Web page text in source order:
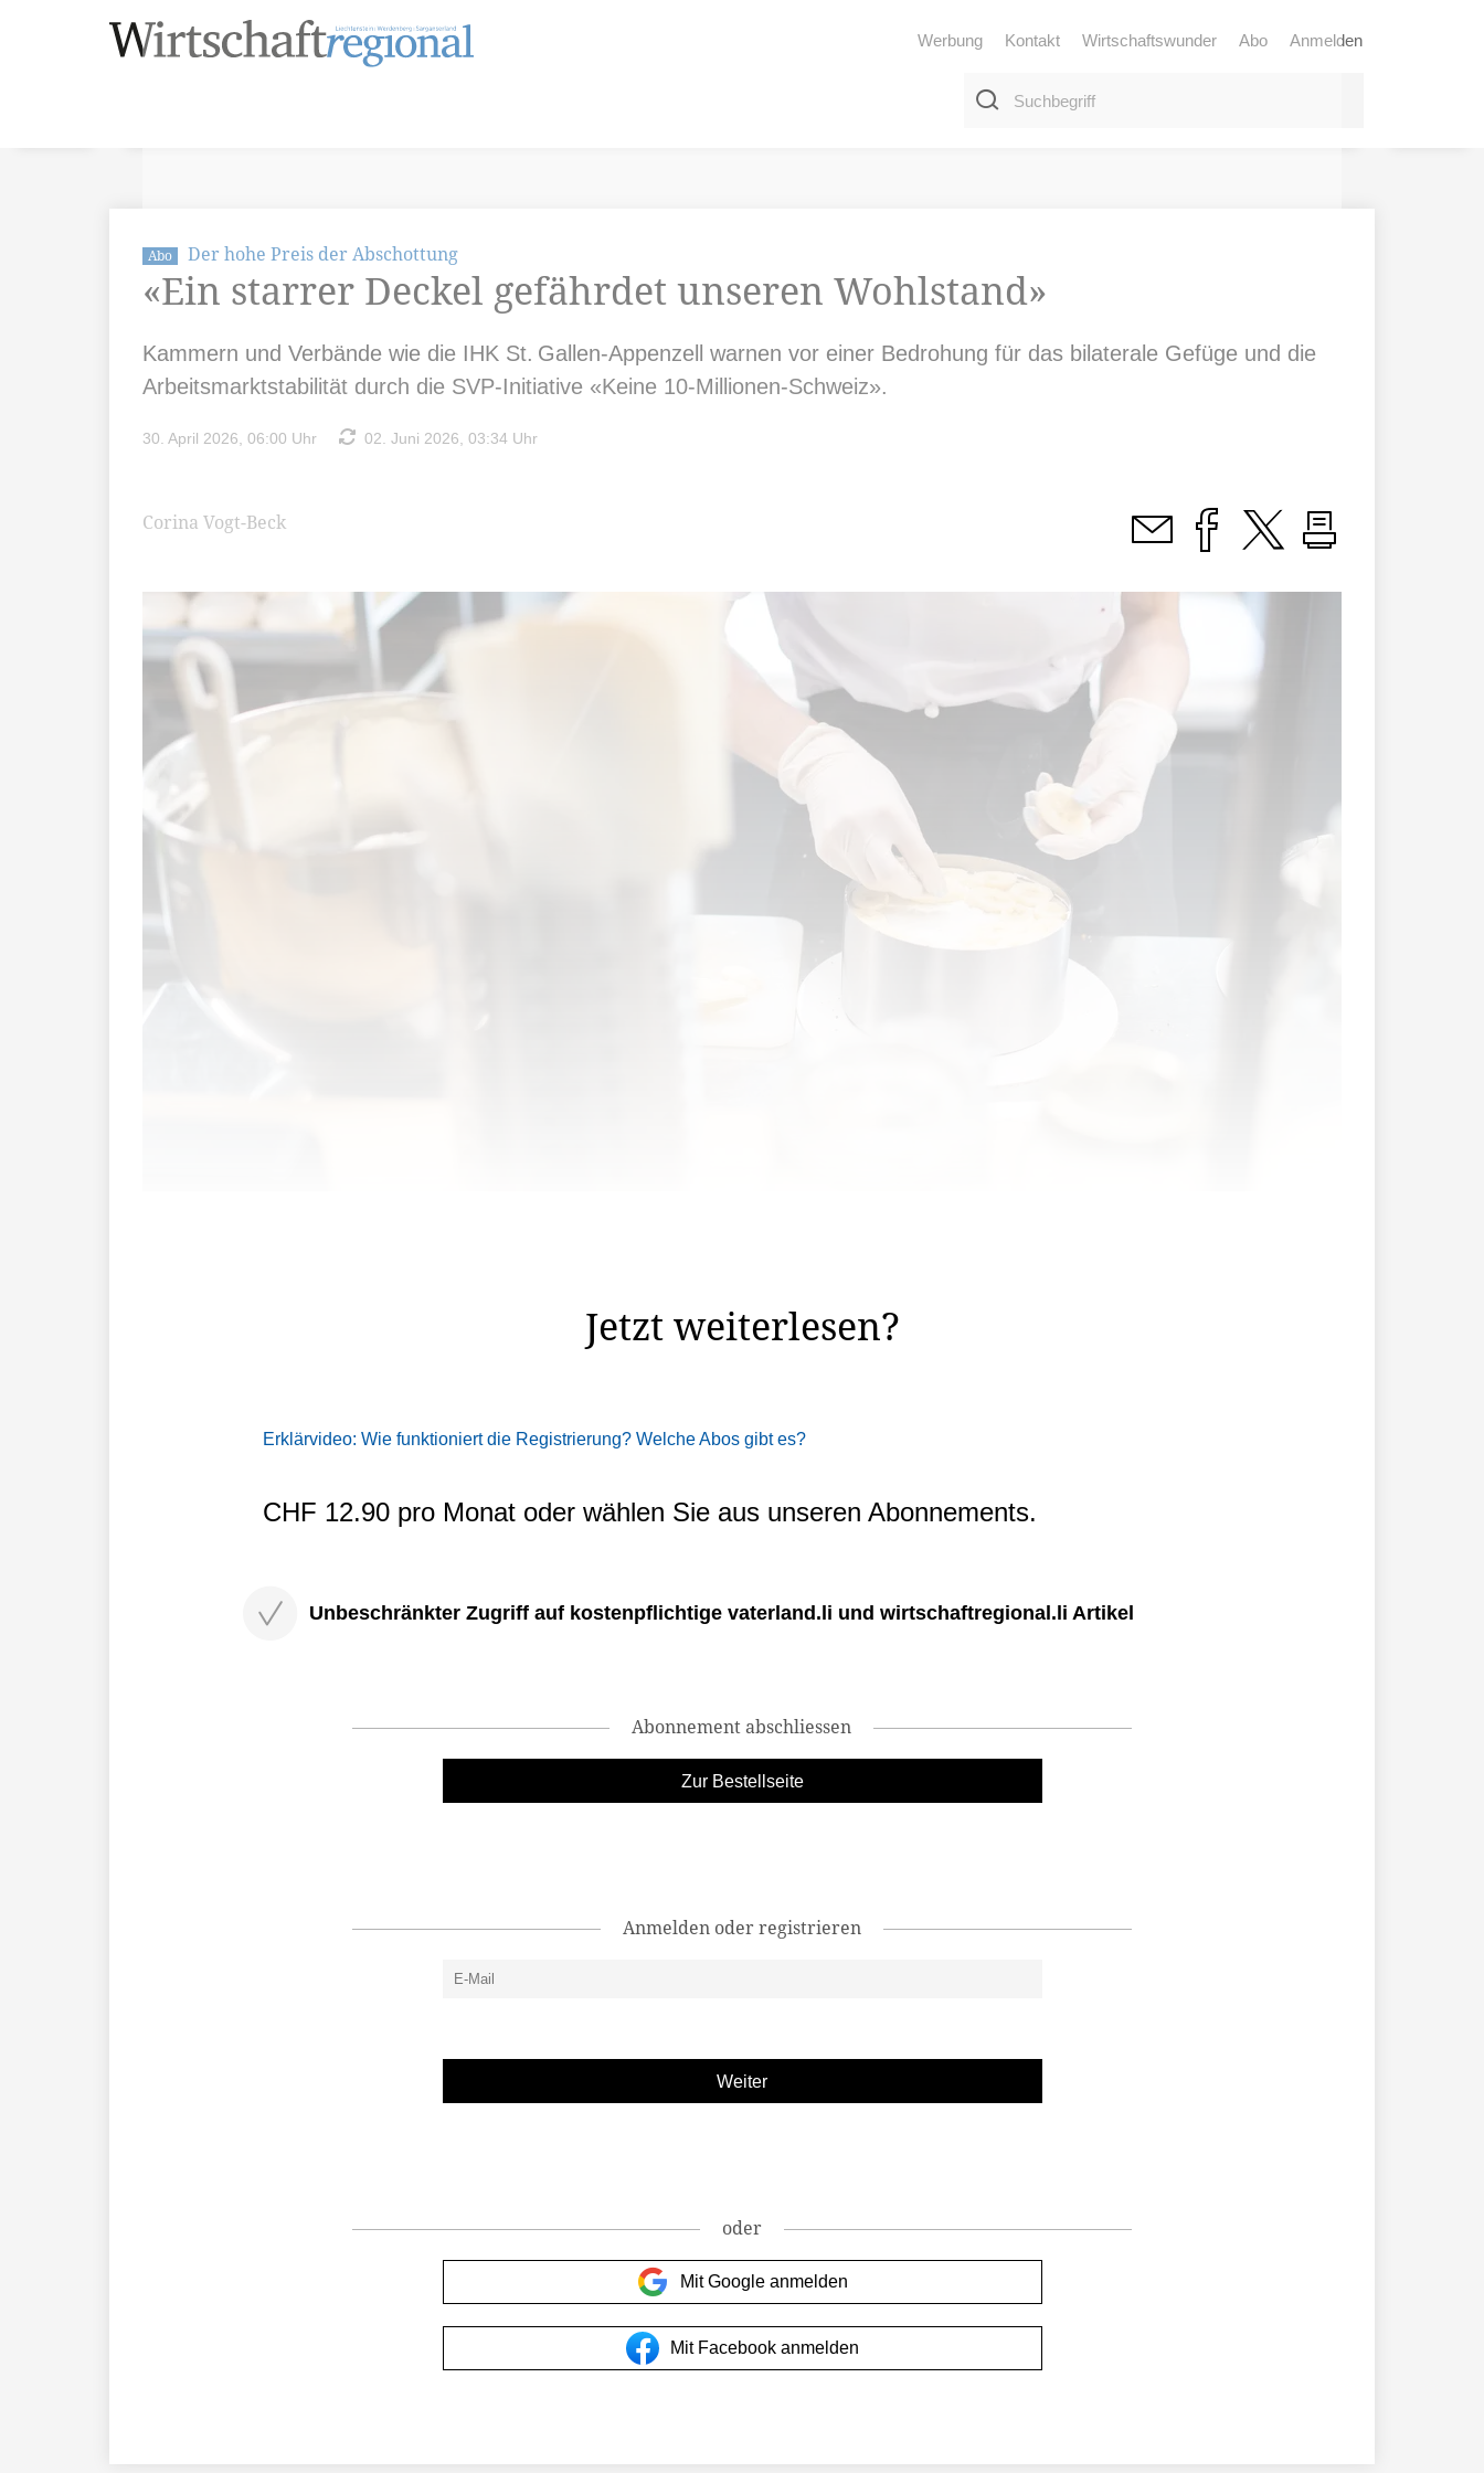
Abo Anmelden
Werbung Kontakt Wirtschaftswunder
Abo Der hohe Preis der Abschottung
«Ein starrer Deckel gefährdet unseren Wohlstand»
Kammern und Verbände wie die IHK St. Gallen-Appenzell warnen vor einer Bedrohung für das bilaterale Gefüge und die
Arbeitsmarktstabilität durch die SVP-Initiative «Keine 10-Millionen-Schweiz».
30. April 2026, 06:00 Uhr 02. Juni 2026, 03:34 Uhr
Corina Vogt-Beck
Jetzt weiterlesen?
Erklärvideo: Wie funktioniert die Registrierung? Welche Abos gibt es?
CHF 12.90 pro Monat oder wählen Sie aus unseren Abonnements.
Unbeschränkter Zugriff auf kostenpflichtige vaterland.li und wirtschaftregional.li Artikel
Abonnement abschliessen
Zur Bestellseite
Anmelden oder registrieren
oder
Mit Google anmelden
Mit Facebook anmelden